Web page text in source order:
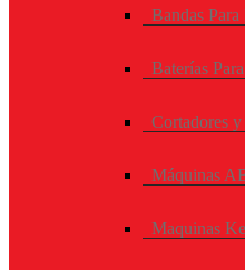
Bandas
Baterías
Cortadores y
Máquinas
Maquinas